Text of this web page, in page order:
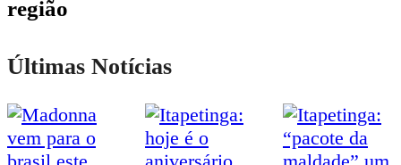
região
Últimas Notícias